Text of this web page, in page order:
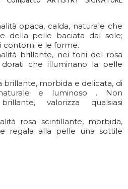
opaca, calda, naturale che
della pelle baciata dal sole;
contorni e le forme.
brillante, nei toni del rosa
che illuminano la pelle
brillante, morbida e delicata, di
e luminoso . Non
valorizza qualsiasi
rosa scintillante, morbida,
regala alla pelle una sottile